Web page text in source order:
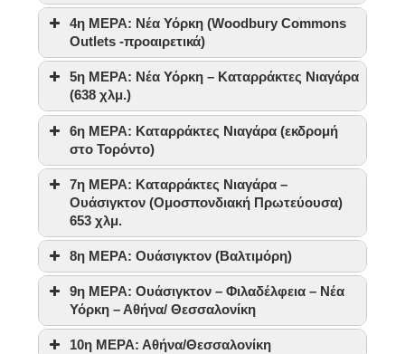
4η ΜΕΡΑ: Νέα Υόρκη (Woodbury Commons
Outlets -προαιρετικά)
5η ΜΕΡΑ: Νέα Υόρκη – Καταρράκτες Νιαγάρα
(638 χλμ.)
6η ΜΕΡΑ: Καταρράκτες Νιαγάρα (εκδρομή
στο Τορόντο)
7η ΜΕΡΑ: Καταρράκτες Νιαγάρα –
Ουάσιγκτον (Ομοσπονδιακή Πρωτεύουσα)
653 χλμ.
8η ΜΕΡΑ: Ουάσιγκτον (Βαλτιμόρη)
9η ΜΕΡΑ: Ουάσιγκτον – Φιλαδέλφεια – Νέα
Υόρκη – Αθήνα/ Θεσσαλονίκη
10η ΜΕΡΑ: Αθήνα/Θεσσαλονίκη